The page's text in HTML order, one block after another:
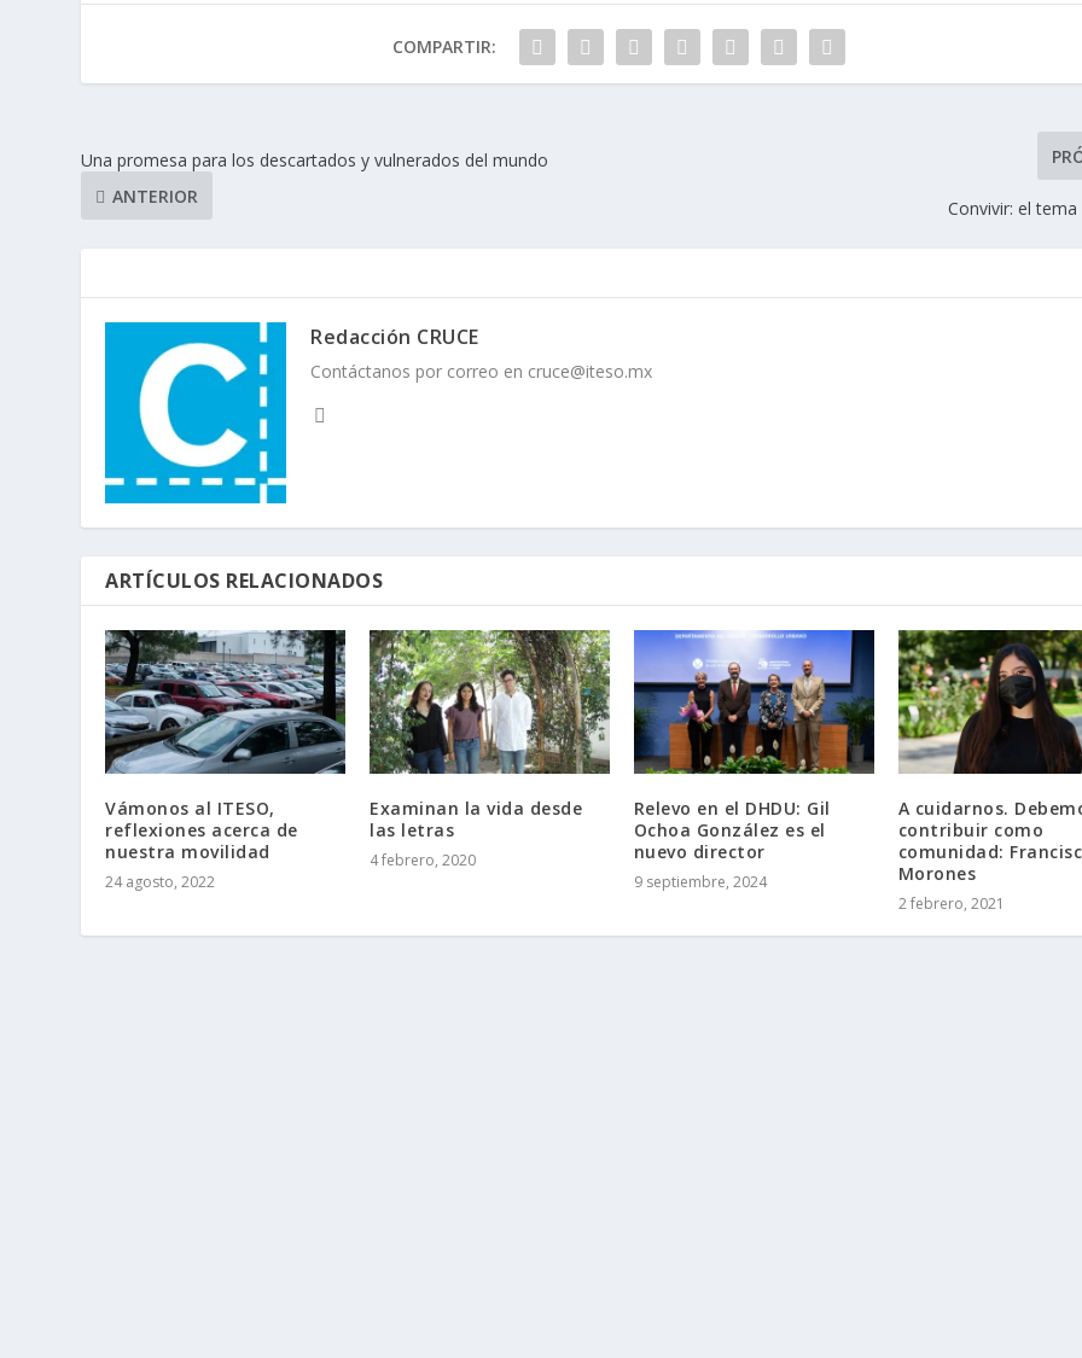
COMPARTIR:
Una promesa para los descartados y vulnerados del mundo
ANTERIOR
Convivir: el
Redacción CRUCE
Contáctanos por correo en cruce@iteso.mx
ARTÍCULOS RELACIONADOS
Vámonos al ITESO,
reflexiones acerca de
nuestra movilidad
24 agosto, 2022
Examinan la vida desde
las letras
4 febrero, 2020
Relevo en el DHDU: Gil
Ochoa González es el
nuevo director
9 septiembre, 2024
A cuidarnos.
contribuir como
comunidad:
Morones
2 febrero, 2021